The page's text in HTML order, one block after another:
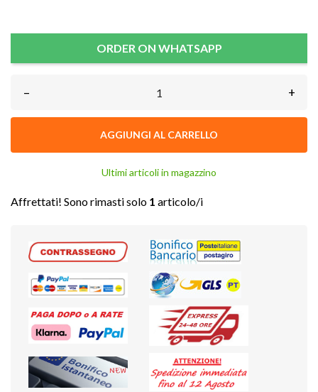
ORDER ON WHATSAPP
– +
AGGIUNGI AL CARRELLO
Ultimi articoli in magazzino
Affrettati! Sono rimasti solo 1 articolo/i